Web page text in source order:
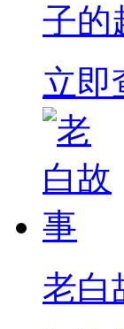
子的
立即
老白